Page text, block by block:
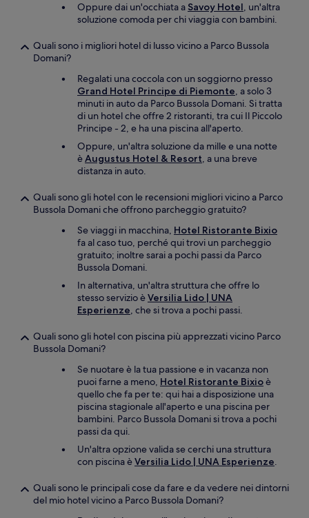
Oppure dai un'occhiata a Savoy Hotel, un'altra
soluzione comoda per chi viaggia con bambini.
Quali sono i migliori hotel di lusso vicino a Parco Bussola
Domani?
Regalati una coccola con un soggiorno presso
Grand Hotel Principe di Piemonte, a solo 3
minuti in auto da Parco Bussola Domani. Si tratta
di un hotel che offre 2 ristoranti, tra cui Il Piccolo
Principe - 2, e ha una piscina all'aperto.
Oppure, un'altra soluzione da mille e una notte
èAugustus Hotel & Resort, a una breve
distanza in auto.
Quali sono gli hotel con le recensioni migliori vicino a Parco
Bussola Domani che offrono parcheggio gratuito?
Se viaggi in macchina, Hotel Ristorante Bixio
fa al caso tuo, perché qui trovi un parcheggio
gratuito; inoltre sarai a pochi passi da Parco
Bussola Domani.
In alternativa, un'altra struttura che offre lo
stesso servizio èVersilia Lido | UNA
Esperienze, che si trova a pochi passi.
Quali sono gli hotel con piscina più apprezzati vicino Parco
Bussola Domani?
Se nuotare è la tua passione e in vacanza non
puoi farne a meno, Hotel Ristorante Bixioè
quello che fa per te: qui hai a disposizione una
piscina stagionale all'aperto e una piscina per
bambini. Parco Bussola Domani si trova a pochi
passi da qui.
Un'altra opzione valida se cerchi una struttura
con piscina èVersilia Lido | UNA Esperienze.
Quali sono le principali cose da fare e da vedere nei dintorni
del mio hotel vicino a Parco Bussola Domani?